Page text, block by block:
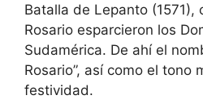
Batalla de Lepanto (1571),
Rosario esparcieron los
Sudamérica. De ahí el
Rosario”, así como el tono
festividad.